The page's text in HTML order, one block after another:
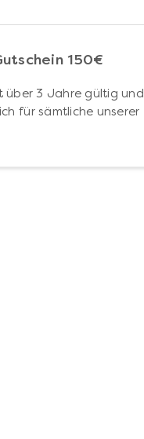
150€
über 3 Jahre gültig und
für sämtliche unserer